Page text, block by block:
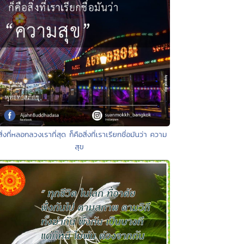
งที่หลอกลวงเราที่สุด ก็คือสิ่งที่เราเรียกชื่อมันว่า ความ
สุข